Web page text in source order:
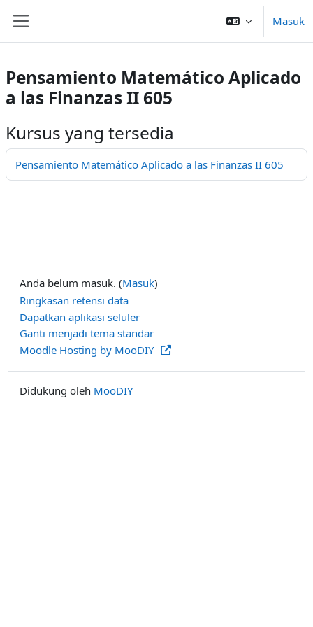
Masuk
Pensamiento Matemático Aplicado
a las Finanzas II 605
Kursus yang tersedia
Pensamiento Matemático Aplicado a las Finanzas II 605
Anda belum masuk. (Masuk)
Ringkasan retensi data
Dapatkan aplikasi seluler
Ganti menjadi tema standar
Moodle Hosting by MooDIY
Didukung oleh MooDIY